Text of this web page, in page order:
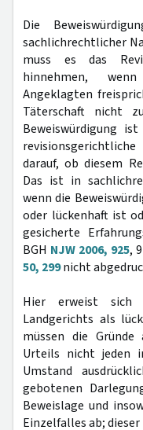
Die
sachlichrechtlicher
muss es das
hinnehmen,
Angeklagten
Täterschaft nicht
Beweiswürdigung
darauf, ob diesem
Das ist in
wenn die
oder lückenhaft ist
gesicherte
BGH NJW 2006, 925,
50, 299nicht
Hier erweist sich
Landgerichts als
müssen die Gründe
Urteils nicht jeden
Umstand
gebotenen
Beweislage und
Einzelfalles ab; dieser